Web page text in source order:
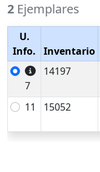
2 Ejemplares
U.
Info.
Inventario
7
14197
11
15052